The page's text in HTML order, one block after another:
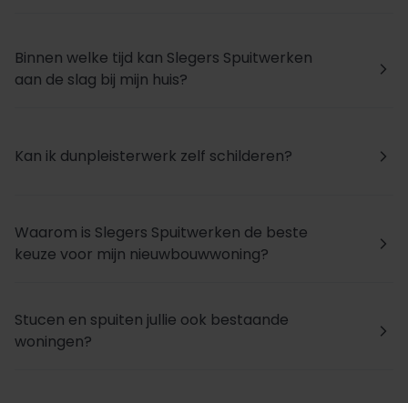
Binnen welke tijd kan Slegers Spuitwerken
aan de slag bij mijn huis?
arrow_forward_ios
Kan ik dunpleisterwerk zelf schilderen? arrow_forward_ios
Waarom is Slegers Spuitwerken de beste
keuze voor mijn nieuwbouwwoning?
arrow_forward_ios
Stucen en spuiten jullie ook bestaande
woningen?
arrow_forward_ios